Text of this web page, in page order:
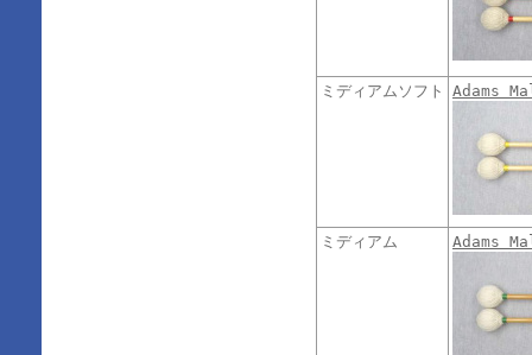
ミディアムソフト Adams
ミディアム Adams